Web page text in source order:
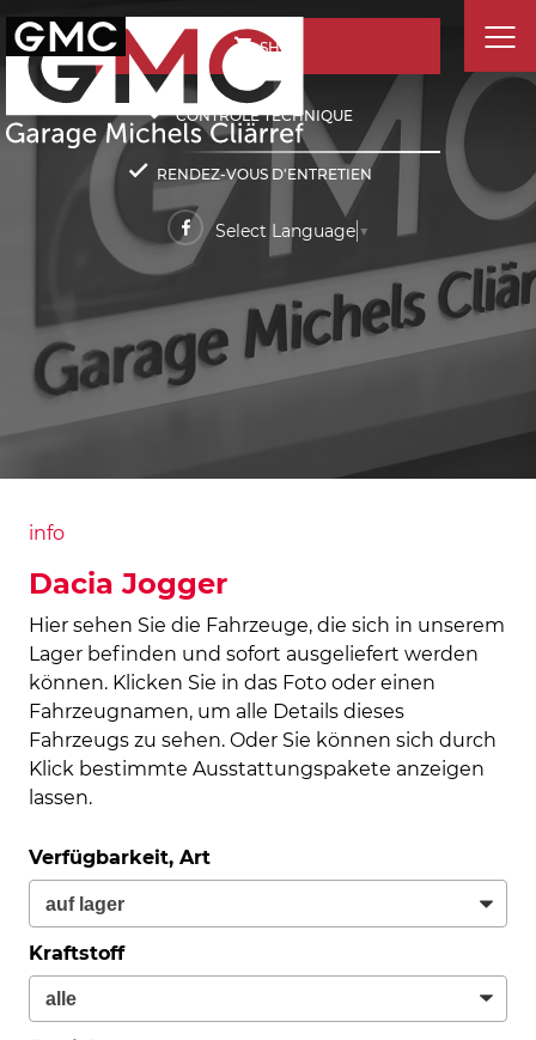
SHOP
CONTRÔLE TECHNIQUE
RENDEZ-VOUS D'ENTRETIEN
Select Language ▼
info
Dacia Jogger
Hier sehen Sie die Fahrzeuge, die sich in unserem
Lager befinden und sofort ausgeliefert werden
können. Klicken Sie in das Foto oder einen
Fahrzeugnamen, um alle Details dieses
Fahrzeugs zu sehen. Oder Sie können sich durch
Klick bestimmte Ausstattungspakete anzeigen
lassen.
Verfügbarkeit, Art
Kraftstoff